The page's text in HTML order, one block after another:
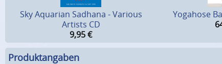
Sky Aquarian Sadhana - Various
Artists CD
9,95€
Yogahose
Produktangaben